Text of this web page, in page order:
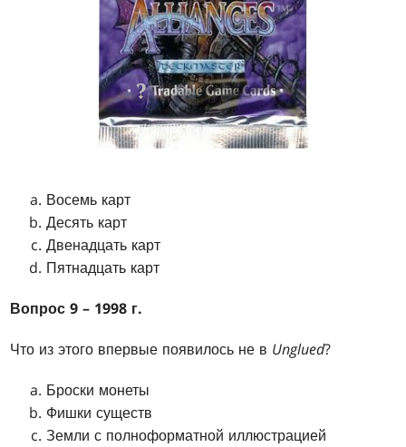
Восемь карт
Десять карт
Двенадцать карт
Пятнадцать карт
Вопрос 9 – 1998 г.
Что из этого впервые появилось не в Unglued?
Броски монеты
Фишки существ
Земли с полноформатной иллюстрацией